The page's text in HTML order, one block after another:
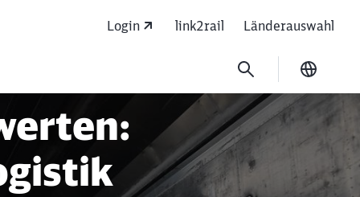
Login link2rail Länderauswahl